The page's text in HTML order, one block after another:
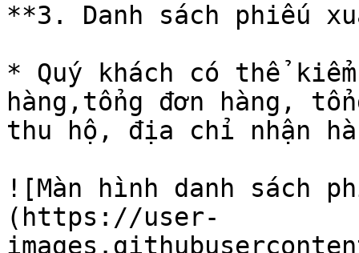
**3. Danh sách phiếu
* Quý khách có thể
hàng,tổng đơn hàng,
thu hộ, địa chỉ nhận
![Màn hình danh sách
(https://user-